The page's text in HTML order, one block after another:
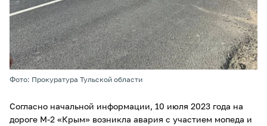
Фото: Прокуратура Тульской области
Согласно начальной информации, 10 июля 2023 года на
дороге М-2 «Крым» возникла авария с участием мопеда и